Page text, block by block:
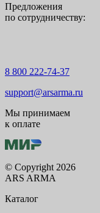
Предложения
по сотрудничеству:
8 800 222-74-37
support@arsarma.ru
Мы принимаем
к оплате
© Copyright 2026
ARS ARMA
Каталог